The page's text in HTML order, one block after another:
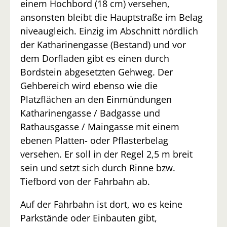
einem Hochbord (18 cm) versehen,
ansonsten bleibt die Hauptstraße im Belag
niveaugleich. Einzig im Abschnitt nördlich
der Katharinengasse (Bestand) und vor
dem Dorfladen gibt es einen durch
Bordstein abgesetzten Gehweg. Der
Gehbereich wird ebenso wie die
Platzflächen an den Einmündungen
Katharinengasse / Badgasse und
Rathausgasse / Maingasse mit einem
ebenen Platten- oder Pflasterbelag
versehen. Er soll in der Regel 2,5 m breit
sein und setzt sich durch Rinne bzw.
Tiefbord von der Fahrbahn ab.
Auf der Fahrbahn ist dort, wo es keine
Parkstände oder Einbauten gibt,